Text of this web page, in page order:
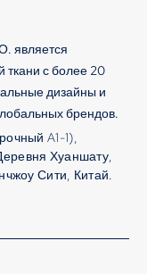
является
с более 20
дизайны и
брендов.
A1-1),
Хуаншату,
Сити, Китай.